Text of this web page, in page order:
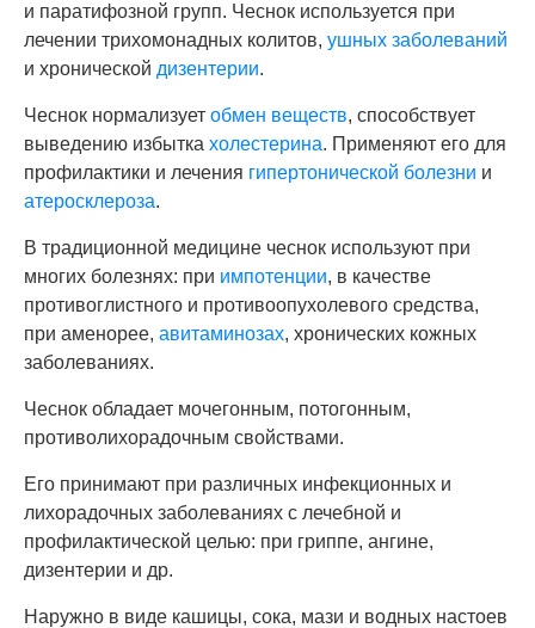
и паратифозной групп. Чеснок используется при
лечении трихомонадных колитов, ушных заболеваний
и хронической дизентерии.
Чеснок нормализует обмен веществ, способствует
выведению избытка холестерина. Применяют его для
профилактики и лечения гипертонической болезни и
атеросклероза.
В традиционной медицине чеснок используют при
многих болезнях: при импотенции, в качестве
противоглистного и противоопухолевого средства,
при аменорее, авитаминозах, хронических кожных
заболеваниях.
Чеснок обладает мочегонным, потогонным,
противолихорадочным свойствами.
Его принимают при различных инфекционных и
лихорадочных заболеваниях с лечебной и
профилактической целью: при гриппе, ангине,
дизентерии и др.
Наружно в виде кашицы, сока, мази и водных настоев